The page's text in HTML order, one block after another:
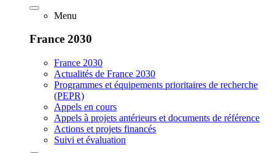
Menu
France 2030
France 2030
Actualités de France 2030
Programmes et équipements prioritaires de recherche
(PEPR)
Appels en cours
Appels à projets antérieurs et documents de référence
Actions et projets financés
Suivi et évaluation